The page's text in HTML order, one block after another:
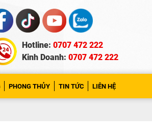
Hotline: 0707 472 222
Kinh Doanh: 0707 472 222
PHONG THỦY TIN TỨC LIÊN HỆ